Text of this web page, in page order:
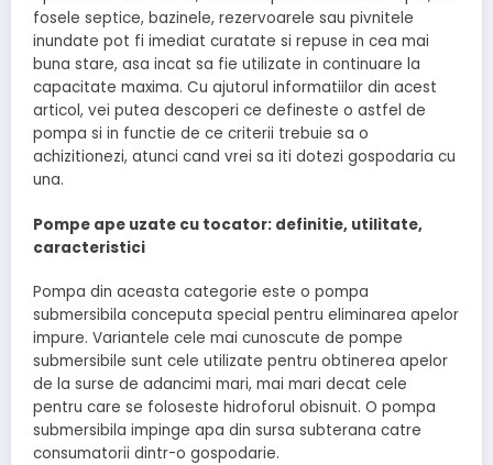
fosele septice, bazinele, rezervoarele sau pivnitele
inundate pot fi imediat curatate si repuse in cea mai
buna stare, asa incat sa fie utilizate in continuare la
capacitate maxima. Cu ajutorul informatiilor din acest
articol, vei putea descoperi ce defineste o astfel de
pompa si in functie de ce criterii trebuie sa o
achizitionezi, atunci cand vrei sa iti dotezi gospodaria cu
una.
Pompe ape uzate cu tocator: definitie, utilitate,
caracteristici
Pompa din aceasta categorie este o pompa
submersibila conceputa special pentru eliminarea apelor
impure. Variantele cele mai cunoscute de pompe
submersibile sunt cele utilizate pentru obtinerea apelor
de la surse de adancimi mari, mai mari decat cele
pentru care se foloseste hidroforul obisnuit. O pompa
submersibila impinge apa din sursa subterana catre
consumatorii dintr-o gospodarie.